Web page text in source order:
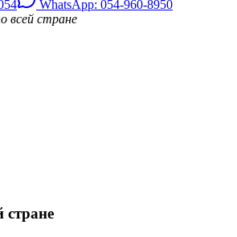
WhatsApp: 054-960-8950
всей стране
стране